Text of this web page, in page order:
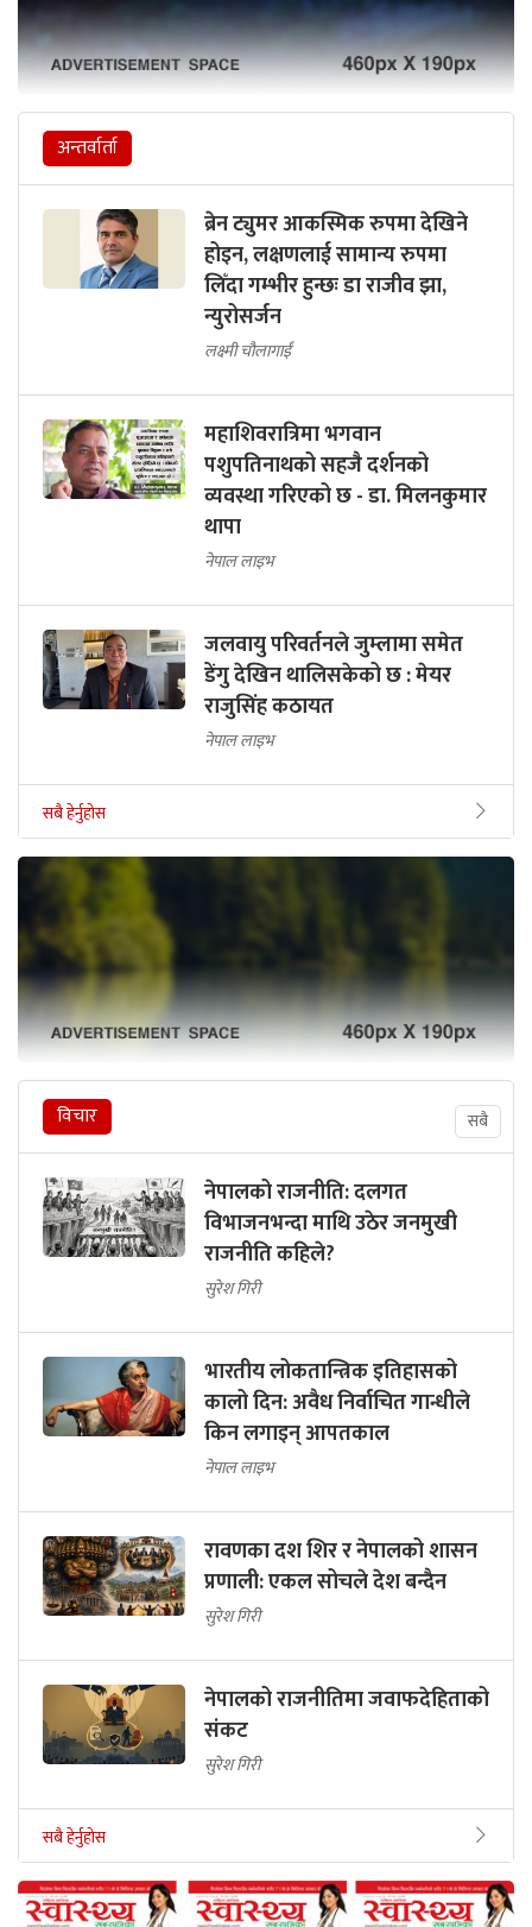
अन्तर्वार्ता
ब्रेन ट्युमर आकस्मिक रुपमा देखिने
होइन, लक्षणलाई सामान्य रुपमा
लिँदा गम्भीर हुन्छः डा राजीव झा,
न्युरोसर्जन
लक्ष्मी चौलागाईं
महाशिवरात्रिमा भगवान
पशुपतिनाथको सहजै दर्शनको
व्यवस्था गरिएको छ - डा. मिलनकुमार
थापा
नेपाल लाइभ
जलवायु परिवर्तनले जुम्लामा समेत
डेंगु देखिन थालिसकेको छ : मेयर
राजुसिंह कठायत
नेपाल लाइभ
सबै हेर्नुहोस
विचार सबै
नेपालको राजनीति: दलगत
विभाजनभन्दा माथि उठेर जनमुखी
राजनीति कहिले?
सुरेश गिरी
भारतीय लोकतान्त्रिक इतिहासको
कालो दिन: अवैध निर्वाचित गान्धीले
किन लगाइन् आपतकाल
नेपाल लाइभ
रावणका दश शिर र नेपालको शासन
प्रणाली: एकल सोचले देश बन्दैन
सुरेश गिरी
नेपालको राजनीतिमा जवाफदेहिताको
संकट
सुरेश गिरी
सबै हेर्नुहोस